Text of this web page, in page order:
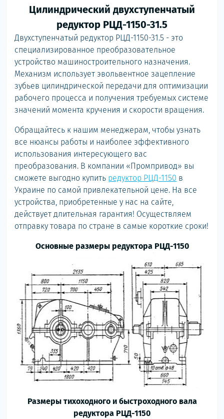
Цилиндрический двухступенчатый
редуктор РЦД-1150-31.5
Двухступенчатый редуктор РЦД-1150-31.5 - это
специализированное преобразовательное
устройство машиностроительного назначения.
Механизм использует эвольвентное зацепление
зубьев цилиндрической передачи для оптимизации
рабочего процесса и получения требуемых системе
значений момента кручения и скорости вращения.
Обращайтесь к нашим менеджерам, чтобы узнать
все нюансы работы и наиболее эффективного
использования интересующего вас
преобразования. В компании «Промпривод» вы
сможете выгодно купить редуктор РЦД-1150 в
Украине по самой привлекательной цене. На все
устройства, приобретенные у нас на сайте,
действует длительная гарантия! Осуществляем
отправку товара по стране в самые короткие сроки!
Основные размеры редуктора РЦД-1150
Размеры тихоходного и быстроходного вала
редуктора РЦД-1150